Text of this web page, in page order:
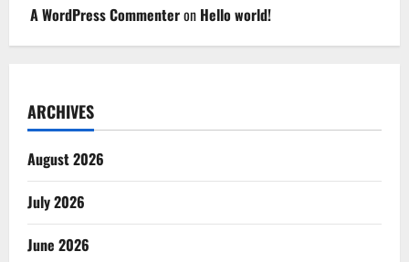
A WordPress Commenteron Hello world!
ARCHIVES
August 2026
July 2026
June 2026